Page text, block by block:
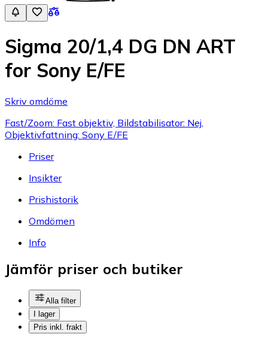
Sigma 20/1,4 DG DN ART
for Sony E/FE
Skriv omdöme
Fast/Zoom: Fast objektiv, Bildstabilisator: Nej,
Objektivfattning: Sony E/FE
Priser
Insikter
Prishistorik
Omdömen
Info
Jämför priser och butiker
Alla filter
I lager
Pris inkl. frakt